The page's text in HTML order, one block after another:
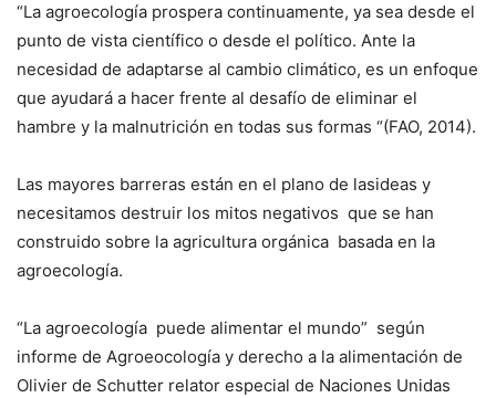
“La agroecología prospera continuamente, ya sea desde el
punto de vista científico o desde el político. Ante la
necesidad de adaptarse al cambio climático, es un enfoque
que ayudará a hacer frente al desafío de eliminar el
hambre y la malnutrición en todas sus formas “(FAO, 2014).
Las mayores barreras están en el plano de lasideas y
necesitamos destruir los mitos negativos que se han
construido sobre la agricultura orgánica basada en la
agroecología.
“La agroecología puede alimentar el mundo” según
informe de Agroeocología y derecho a la alimentación de
Olivier de Schutter relator especial de Naciones Unidas